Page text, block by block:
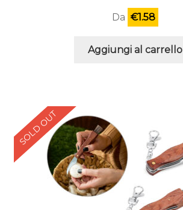
Da €1.58
Aggiungi al carrello
SOLD OUT